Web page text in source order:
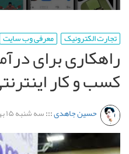
تجارت الکترونیک معرفی وب سایت
راهکاری برای
کسب و کار
حسین جاهدی:::سه شنبه ۱۵ بهمن ۹۲